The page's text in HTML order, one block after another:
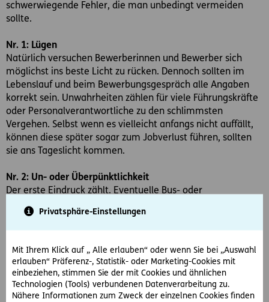
Privatsphäre-Einstellungen
Mit Ihrem Klick auf „ Alle erlauben“ oder wenn Sie bei „Auswahl
erlauben“ Präferenz-, Statistik- oder Marketing-Cookies mit
einbeziehen, stimmen Sie der mit Cookies und ähnlichen
Technologien (Tools) verbundenen Datenverarbeitung zu.
Nähere Informationen zum Zweck der einzelnen Cookies finden
schwerwiegende Fehler, die man unbedingt vermeiden
sollte.
Nr. 1: Lügen
Natürlich versuchen Bewerberinnen und Bewerber sich
möglichst ins beste Licht zu rücken. Dennoch sollten im
Lebenslauf und beim Bewerbungsgespräch alle Angaben
korrekt sein. Unwahrheiten zählen für viele Führungskräfte
oder Personalverantwortliche zu den schlimmsten
Vergehen. Selbst wenn es vielleicht anfangs nicht auffällt,
können diese später sogar zum Jobverlust führen, sollten
sie ans Tageslicht kommen.
Nr. 2: Un- oder Überpünktlichkeit
Der erste Eindruck zählt. Eventuelle Bus- oder
Bahnverspätungen, Staus oder andere unvorhergesehene
Vorfälle sollten deshalb unbedingt eingeplant werden, um
rechtzeitig beim Bewerbungsgespräch zu sein. Aber
guten Eindruck. Vielmehr setzt es viele
Personalverantwortliche indirekt unter Zeitdruck und kann
den Eindruck vermitteln, dass der/die BewerberIn zu viel
Zeit hat. Das mag vielleicht stimmen, wenn man auf